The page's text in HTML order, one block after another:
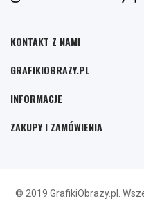
KONTAKT Z NAMI
GRAFIKIOBRAZY.PL
INFORMACJE
ZAKUPY I ZAMÓWIENIA
© 2019 GrafikiObrazy.pl.